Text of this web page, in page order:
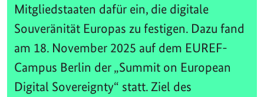
Mitgliedstaaten dafür ein, die digitale
Souveränität Europas zu festigen. Dazu fand
am 18. November 2025 auf dem EUREF-
Campus Berlin der „Summit on European
Digital Sovereignty“ statt. Ziel des